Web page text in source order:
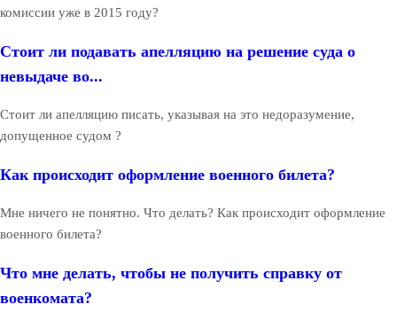
комиссии уже в 2015 году?
Стоит ли подавать апелляцию на решение суда о
невыдаче во...
Стоит ли апелляцию писать, указывая на это недоразумение,
допущенное судом ?
Как происходит оформление военного билета?
Мне ничего не понятно. Что делать? Как происходит оформление
военного билета?
Что мне делать, чтобы не получить справку от
военкомата?